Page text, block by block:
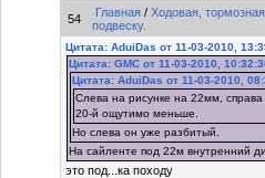
54 Главная / Ходовая,
подвеску.
Цитата: AduiDas от 11-03-2010,
Цитата: GMC от 11-03-2010,
Цитата: AduiDas от 11-03-2010,
Слева на рисунке на 22мм,
20-й ощутимо меньше.
Но слева он уже разбитый.
На сайленте под 22м внутренний
это под...ка походу